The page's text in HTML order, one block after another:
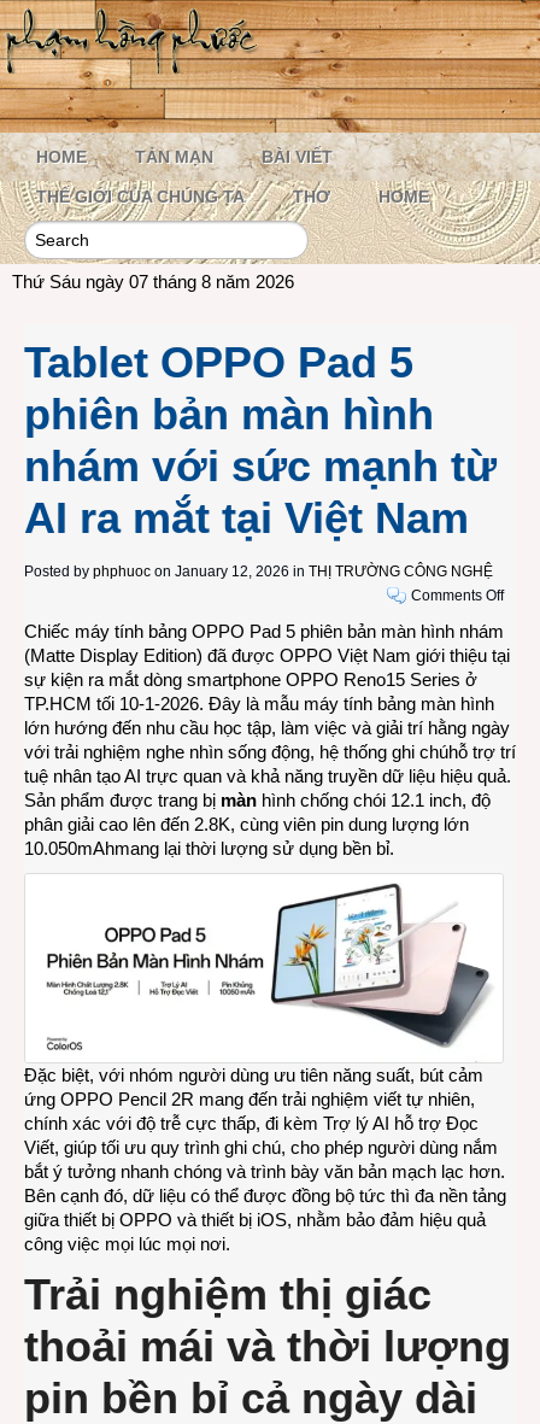
HOME TẢN MẠN BÀI VIẾT
THẾ GIỚI CỦA CHÚNG TA THƠ HOME
Thứ Sáu ngày 07 tháng 8 năm 2026
Tablet OPPO Pad 5
phiên bản màn hình
nhám với sức mạnh từ
AI ra mắt tại Việt Nam
Posted by phphuoc on January 12, 2026 in THỊ TRƯỜNG CÔNG NGHỆ
Comments Offon
Pad
bản
màn
hình
Chiếc máy tính bảng OPPO Pad 5 phiên bản màn hình nhám
(Matte Display Edition) đã được OPPO Việt Nam giới thiệu tại
sự kiện ra mắt dòng smartphone OPPO Reno15 Series ở
TP.HCM tối 10-1-2026. Đây là mẫu máy tính bảng màn hình
lớn hướng đến nhu cầu học tập, làm việc và giải trí hằng ngày
với trải nghiệm nghe nhìn sống động, hệ thống ghi chúhỗ trợ trí
tuệ nhân tạo AI trực quan và khả năng truyền dữ liệu hiệu quả.
Sản phẩm được trang bị màn hình chống chói 12.1 inch, độ
phân giải cao lên đến 2.8K, cùng viên pin dung lượng lớn
10.050mAhmang lại thời lượng sử dụng bền bỉ.
Đặc biệt, với nhóm người dùng ưu tiên năng suất, bút cảm
ứng OPPO Pencil 2R mang đến trải nghiệm viết tự nhiên,
chính xác với độ trễ cực thấp, đi kèm Trợ lý AI hỗ trợ Đọc
Viết, giúp tối ưu quy trình ghi chú, cho phép người dùng nắm
bắt ý tưởng nhanh chóng và trình bày văn bản mạch lạc hơn.
Bên cạnh đó, dữ liệu có thể được đồng bộ tức thì đa nền tảng
giữa thiết bị OPPO và thiết bị iOS, nhằm bảo đảm hiệu quả
công việc mọi lúc mọi nơi.
Trải nghiệm thị giác
thoải mái và thời lượng
pin bền bỉ cả ngày dài